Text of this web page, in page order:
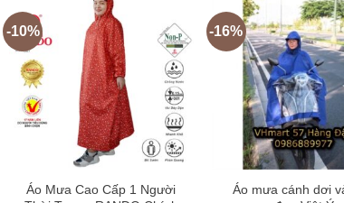
-10%
Áo Mưa Cao Cấp 1 Người
-16%
Áo mưa cánh dơi